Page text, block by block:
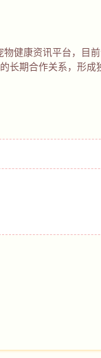
健康资讯平台，目
期合作关系，形成